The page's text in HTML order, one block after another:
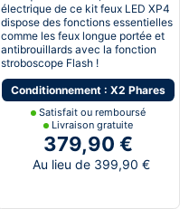
route
électrique de ce kit feux LED XP4
dispose des fonctions essentielles
comme les feux longue portée et
antibrouillards avec la fonction
stroboscope Flash !
Conditionnement : X2 Phares
Satisfait ou remboursé
Livraison gratuite
379,90 €
Au lieu de 399,90 €